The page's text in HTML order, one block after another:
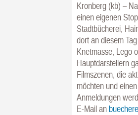
Kronberg (kb) –
einen eigenen
Stadtbücherei,
dort an diesem
Knetmasse, Lego
Hauptdarstellern
Filmszenen, die
möchten und
Anmeldungen
E-Mail an